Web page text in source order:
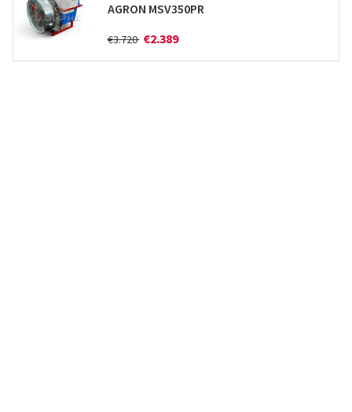
AGRON MSV350PR
€3.720 €2.389